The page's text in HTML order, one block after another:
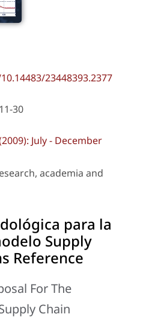
23448393.2377
30
July - December
academia and
para la
Supply
Reference
For The
Chain